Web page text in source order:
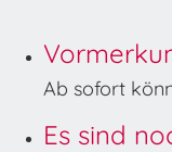
Ab sofort
Es sind